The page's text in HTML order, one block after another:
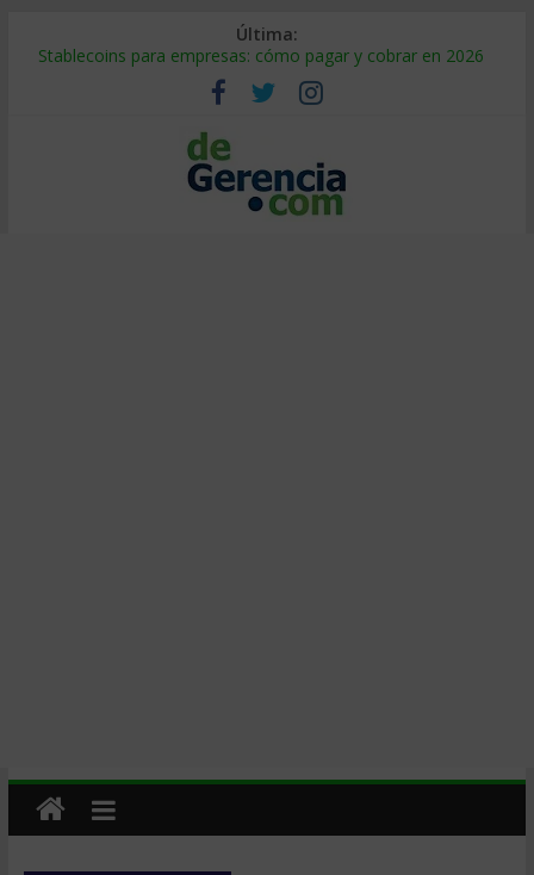
Última:
Stablecoins para empresas: cómo pagar y cobrar en 2026
Despido silencioso: qué es y por qué sale tan caro
IA en selección de personal: cómo auditarla a tiempo
Trabajo forzoso en la cadena de suministro: qué hacer
Mercado hispano de EE. UU.: cómo segmentarlo y venderle